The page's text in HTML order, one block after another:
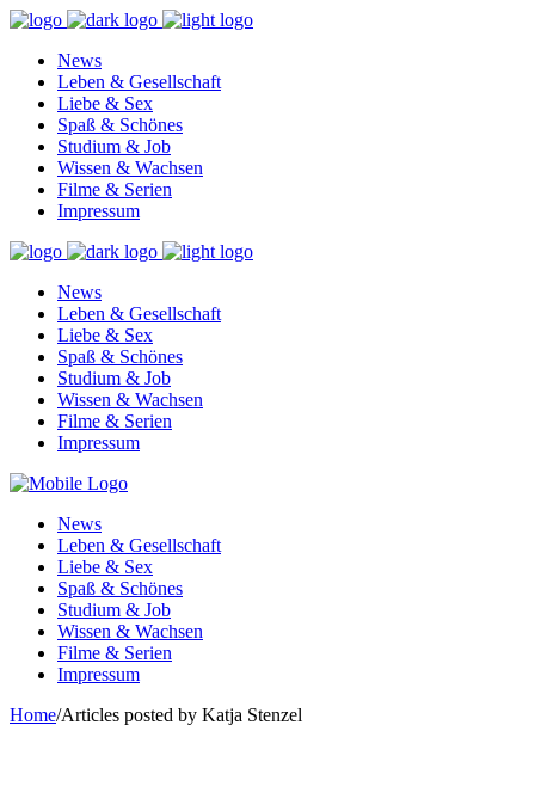
News
Leben & Gesellschaft
Liebe & Sex
Spaß & Schönes
Studium & Job
Wissen & Wachsen
Filme & Serien
Impressum
News
Leben & Gesellschaft
Liebe & Sex
Spaß & Schönes
Studium & Job
Wissen & Wachsen
Filme & Serien
Impressum
News
Leben & Gesellschaft
Liebe & Sex
Spaß & Schönes
Studium & Job
Wissen & Wachsen
Filme & Serien
Impressum
Home/Articles posted by Katja Stenzel